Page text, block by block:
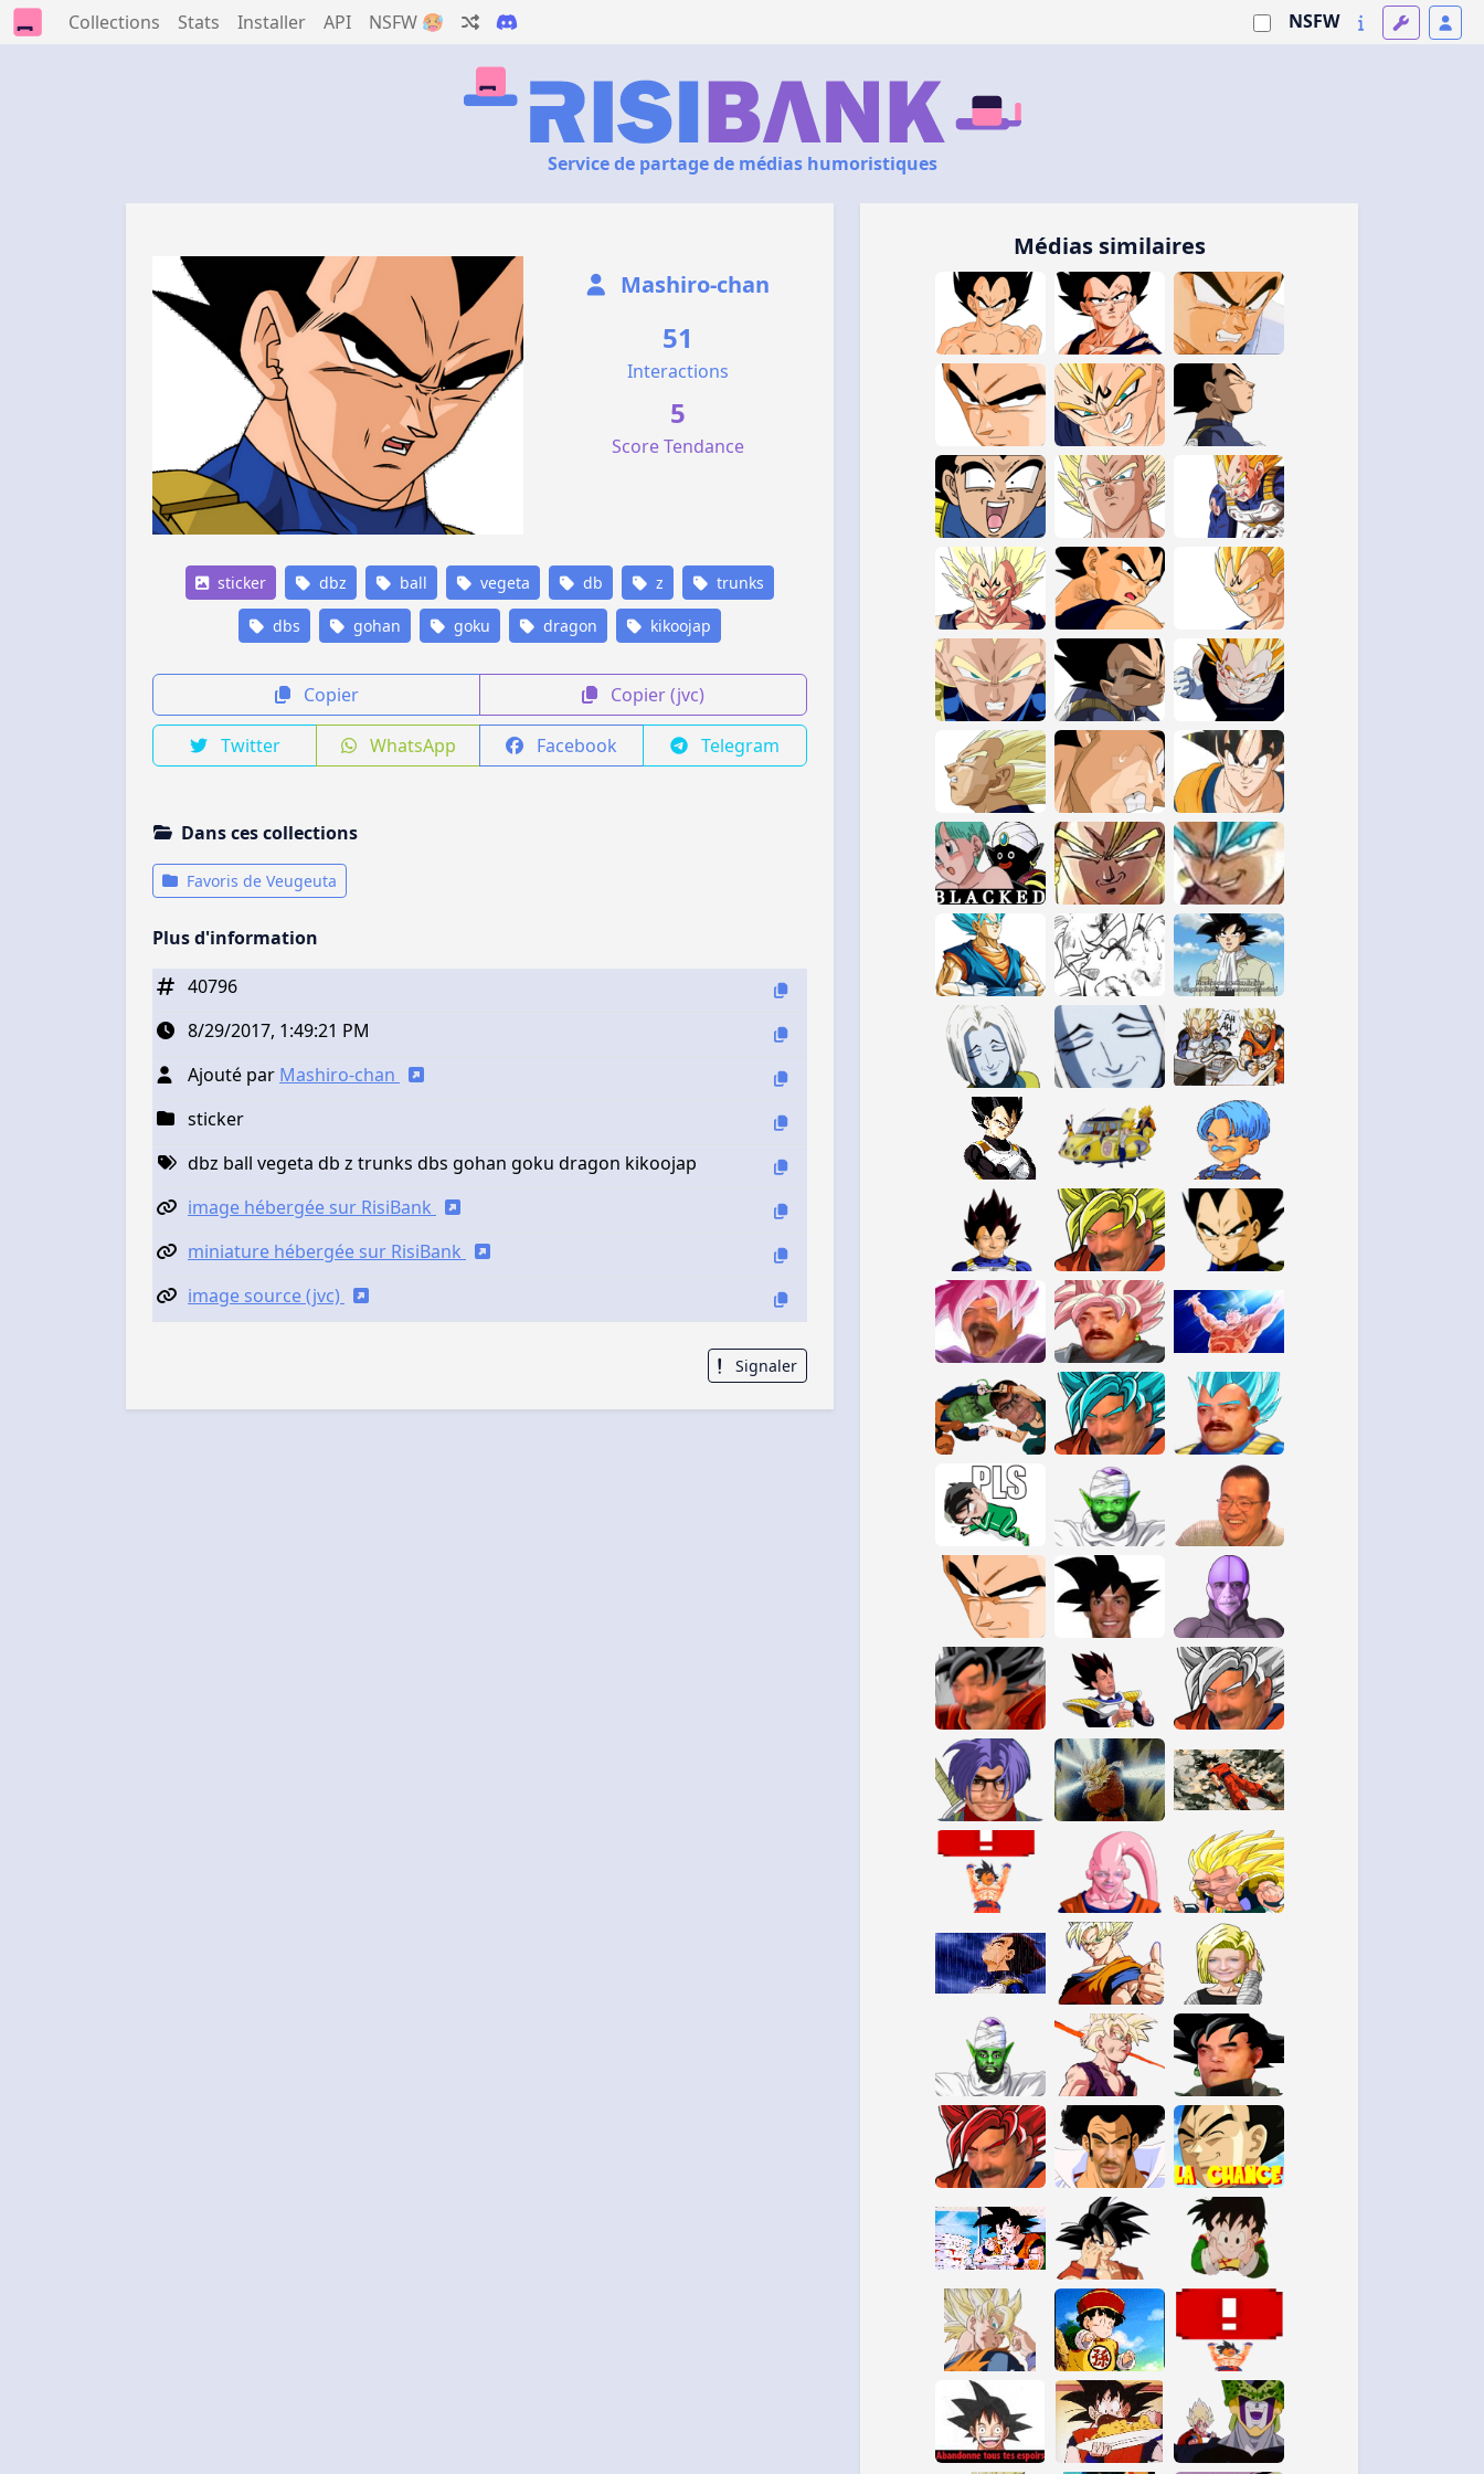
Collections Stats Installer API NSFW 🥵 NSFW
Service de partage de médias humoristiques
Mashiro-chan
51
Interactions
5
Score Tendance
sticker dbz ball vegeta db z trunks
dbs gohan goku dragon kikoojap
Copier Copier (jvc)
Twitter WhatsApp Facebook Telegram
Dans ces collections
Favoris de Veugeuta
Plus d'information
40796
8/29/2017, 1:49:21 PM
Ajouté par Mashiro-chan
sticker
dbz ball vegeta db z trunks dbs gohan goku dragon kikoojap
image hébergée sur RisiBank
miniature hébergée sur RisiBank
image source (jvc)
Signaler
Médias similaires